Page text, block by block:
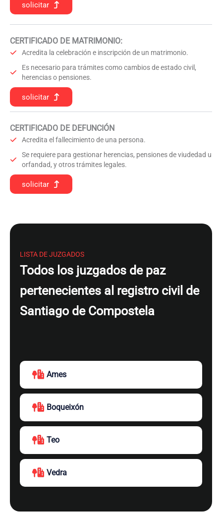
solicitar
CERTIFICADO DE MATRIMONIO:
Acredita la celebración e inscripción de un matrimonio.
Es necesario para trámites como cambios de estado civil,
herencias o pensiones.
solicitar
CERTIFICADO DE DEFUNCIÓN
Acredita el fallecimiento de una persona.
Se requiere para gestionar herencias, pensiones de viudedad u
orfandad, y otros trámites legales.
solicitar
LISTA DE JUZGADOS
Todos los juzgados de paz
pertenecientes al registro civil de
Santiago de Compostela
Ames
Boqueixón
Teo
Vedra